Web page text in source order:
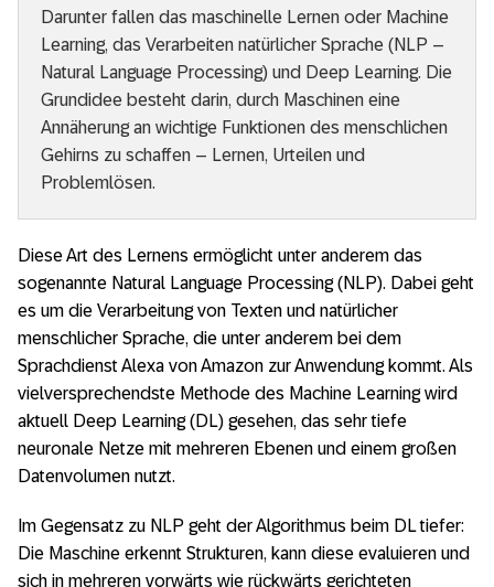
Darunter fallen das maschinelle Lernen oder Machine
Learning, das Verarbeiten natürlicher Sprache (NLP –
Natural Language Processing) und Deep Learning. Die
Grundidee besteht darin, durch Maschinen eine
Annäherung an wichtige Funktionen des menschlichen
Gehirns zu schaffen – Lernen, Urteilen und
Problemlösen.
Diese Art des Lernens ermöglicht unter anderem das
sogenannte Natural Language Processing (NLP). Dabei geht
es um die Verarbeitung von Texten und natürlicher
menschlicher Sprache, die unter anderem bei dem
Sprachdienst Alexa von Amazon zur Anwendung kommt. Als
vielversprechendste Methode des Machine Learning wird
aktuell Deep Learning (DL) gesehen, das sehr tiefe
neuronale Netze mit mehreren Ebenen und einem großen
Datenvolumen nutzt.
Im Gegensatz zu NLP geht der Algorithmus beim DL tiefer:
Die Maschine erkennt Strukturen, kann diese evaluieren und
sich in mehreren vorwärts wie rückwärts gerichteten